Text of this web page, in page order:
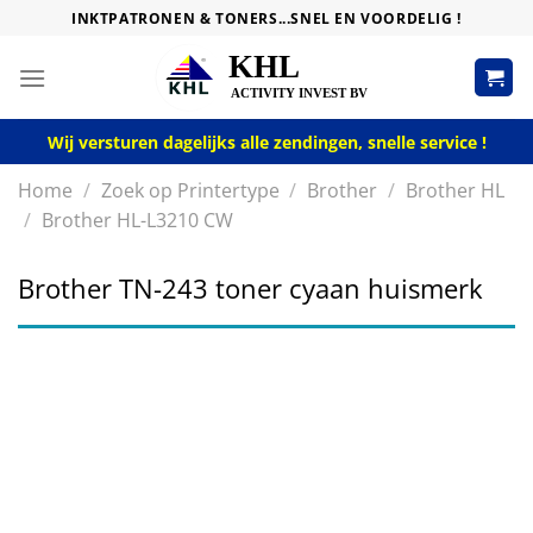
content
INKTPATRONEN & TONERS...SNEL EN VOORDELIG !
Wij versturen dagelijks alle zendingen, snelle service !
Home / Zoek op Printertype / Brother / Brother HL
/ Brother HL-L3210 CW
Brother TN-243 toner cyaan huismerk